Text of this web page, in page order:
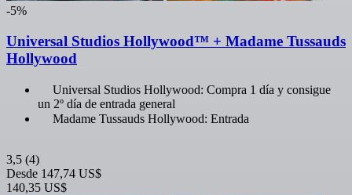
-5%
Universal Studios Hollywood™ + Madame Tussauds
Hollywood
Universal Studios Hollywood: Compra 1 día y consigue
un 2º día de entrada general
Madame Tussauds Hollywood: Entrada
3,5 (4)
Desde 147,74 US$
140,35 US$